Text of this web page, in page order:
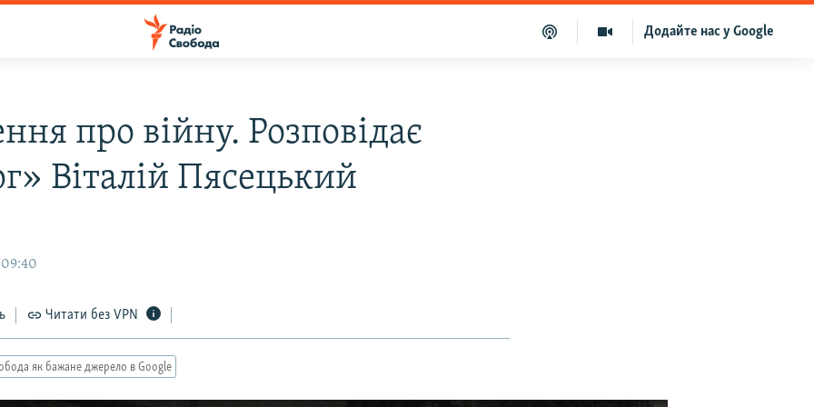
Додайте нас у Google
про війну. Розповідає
Віталій Пясецький
Читати без VPN
як бажане джерело в Google